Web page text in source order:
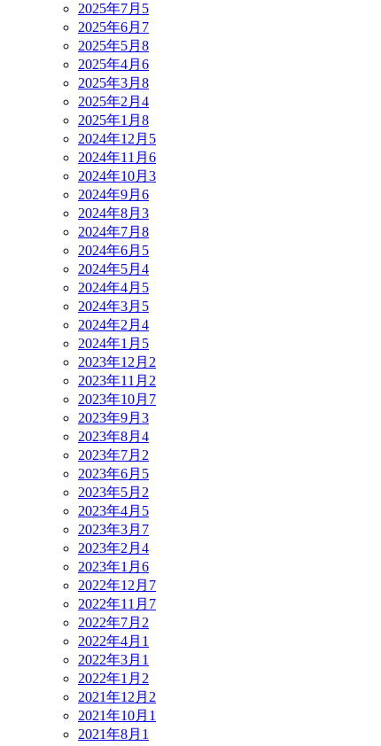
2025年7月 5
2025年6月 7
2025年5月 8
2025年4月 6
2025年3月 8
2025年2月 4
2025年1月 8
2024年12月 5
2024年11月 6
2024年10月 3
2024年9月 6
2024年8月 3
2024年7月 8
2024年6月 5
2024年5月 4
2024年4月 5
2024年3月 5
2024年2月 4
2024年1月 5
2023年12月 2
2023年11月 2
2023年10月 7
2023年9月 3
2023年8月 4
2023年7月 2
2023年6月 5
2023年5月 2
2023年4月 5
2023年3月 7
2023年2月 4
2023年1月 6
2022年12月 7
2022年11月 7
2022年7月 2
2022年4月 1
2022年3月 1
2022年1月 2
2021年12月 2
2021年10月 1
2021年8月 1